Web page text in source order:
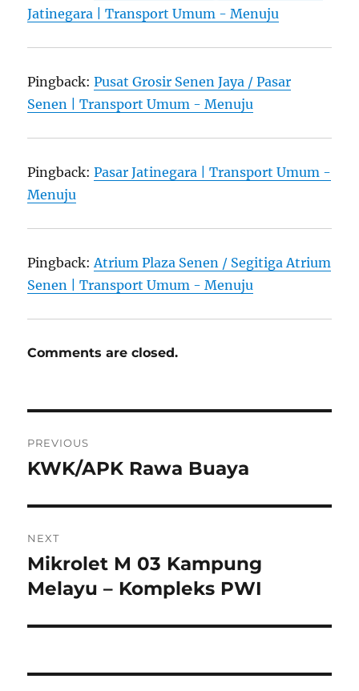
Jatinegara | Transport Umum - Menuju
Pingback:Pusat Grosir Senen Jaya / Pasar
Senen | Transport Umum - Menuju
Pingback:Pasar Jatinegara | Transport Umum -
Menuju
Pingback: Atrium Plaza Senen / Segitiga Atrium
Senen | Transport Umum - Menuju
Comments are closed.
navigation
PREVIOUS
Previous
KWK/APK Rawa Buaya
NEXT
Next
post:
Mikrolet M 03 Kampung
Melayu – Kompleks PWI